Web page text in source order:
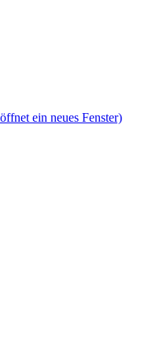
ein neues Fenster)